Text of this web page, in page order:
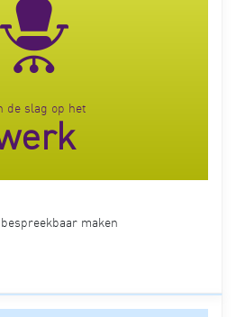
de slag op het
maken